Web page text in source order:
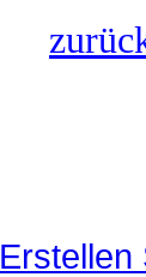
Erstellen